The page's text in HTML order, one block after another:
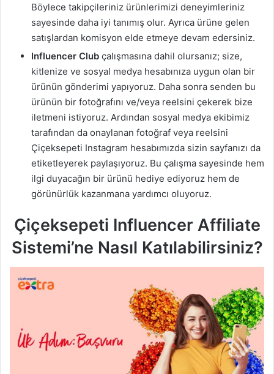
Böylece takipçileriniz ürünlerimizi deneyimleriniz
sayesinde daha iyi tanımış olur. Ayrıca ürüne gelen
satışlardan komisyon elde etmeye devam edersiniz.
Influencer Club çalışmasına dahil olursanız; size,
kitlenize ve sosyal medya hesabınıza uygun olan bir
ürünün gönderimi yapıyoruz. Daha sonra senden bu
ürünün bir fotoğrafını ve/veya reelsini çekerek bize
iletmeni istiyoruz. Ardından sosyal medya ekibimiz
tarafından da onaylanan fotoğraf veya reelsini
Çiçeksepeti Instagram hesabımızda sizin sayfanızı da
etiketleyerek paylaşıyoruz. Bu çalışma sayesinde hem
ilgi duyacağın bir ürünü hediye ediyoruz hem de
görünürlük kazanmana yardımcı oluyoruz.
Çiçeksepeti Influencer Affiliate
Sistemi’ne Nasıl Katılabilirsiniz?